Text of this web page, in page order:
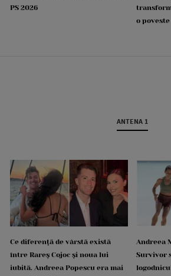
PS 2026
o
ANTENA 1
Ce diferență de vârstă există
între Rareș Cojoc și noua lui
iubită. Andreea Popescu era mai
Andreea
Survivor